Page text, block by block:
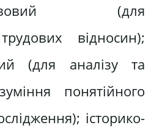
правовий (для
відносин);
(для аналізу та
понятійного
історико-